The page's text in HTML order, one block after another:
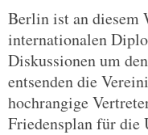
Berlin ist an diesem
internationalen
Diskussionen um
entsenden die
hochrangige
Friedensplan für die